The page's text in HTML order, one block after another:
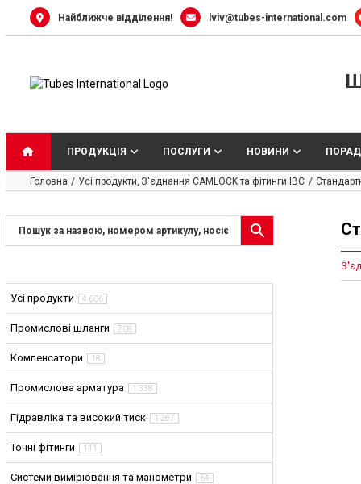
Найближче відділення! lviv@tubes-international.com
ПРОДУКЦІЯ ПОСЛУГИ НОВИНИ
Головна Усі продукти З'єднання CAMLOCK та фітинги IBC
Усі продукти 4 606
Промислові шланги 708
Компенсатори 18
Промислова арматура 1 338
Гідравліка та високий тиск 1 287
Точні фітинги 111
Системи вимірювання та манометри 64